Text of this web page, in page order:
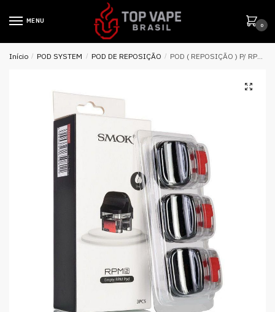
MENU
0
Início / POD SYSTEM / POD DE REPOSIÇÃO / POD ( REPOSIÇÃO ) P/ RPM2 7ML P/ COIL RPM – SMOK